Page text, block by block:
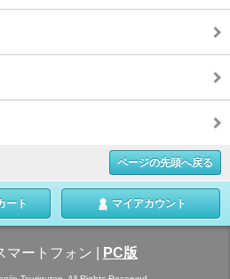
ページの先頭へ戻る
ート マイアカウント
マートフォン PC版